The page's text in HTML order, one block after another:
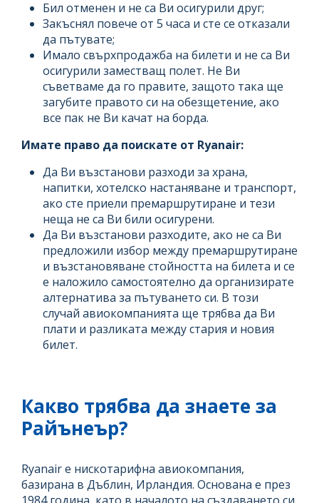
Бил отменен и не са Ви осигурили друг;
Закъснял повече от 5 часа и сте се отказали
да пътувате;
Имало свърхпродажба на билети и не са Ви
осигурили заместващ полет. Не Ви
съветваме да го правите, защото така ще
загубите правото си на обезщетение, ако
все пак не Ви качат на борда.
Имате право да поискате от Ryanair:
Да Ви възстанови разходи за храна,
напитки, хотелско настаняване и транспорт,
ако сте приели премаршрутиране и тези
неща не са Ви били осигурени.
Да Ви възстанови разходите, ако не са Ви
предложили избор между премаршрутиране
и възстановяване стойността на билета и се
е наложило самостоятелно да организирате
алтернатива за пътуването си. В този
случай авиокомпанията ще трябва да Ви
плати и разликата между стария и новия
билет.
Какво трябва да знаете за
Райънеър?
Ryanair е нискотарифна авиокомпания,
базирана в Дъблин, Ирландия. Основана е през